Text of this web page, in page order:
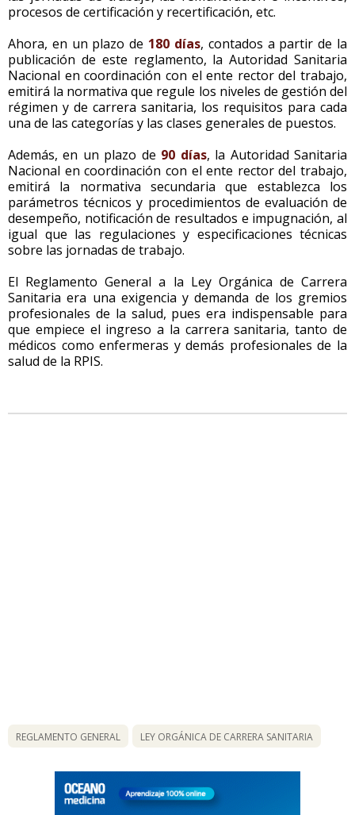
procesos de certificación y recertificación, etc.
Ahora, en un plazo de 180 días, contados a partir de la
publicación de este reglamento, la Autoridad Sanitaria
Nacional en coordinación con el ente rector del trabajo,
emitirá la normativa que regule los niveles de gestión del
régimen y de carrera sanitaria, los requisitos para cada
una de las categorías y las clases generales de puestos.
Además, en un plazo de 90 días, la Autoridad Sanitaria
Nacional en coordinación con el ente rector del trabajo,
emitirá la normativa secundaria que establezca los
parámetros técnicos y procedimientos de evaluación de
desempeño, notificación de resultados e impugnación, al
igual que las regulaciones y especificaciones técnicas
sobre las jornadas de trabajo.
El Reglamento General a la Ley Orgánica de Carrera
Sanitaria era una exigencia y demanda de los gremios
profesionales de la salud, pues era indispensable para
que empiece el ingreso a la carrera sanitaria, tanto de
médicos como enfermeras y demás profesionales de la
salud de la RPIS.
REGLAMENTO GENERAL LEY ORGÁNICA DE CARRERA SANITARIA